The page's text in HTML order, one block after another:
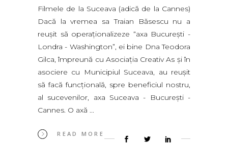
Filmele de la Suceava (adică de la Cannes)
Dacă la vremea sa Traian Băsescu nu a
reușit să operaționalizeze “axa București -
Londra - Washington”, ei bine Dna Teodora
Gilca, împreună cu Asociația Creativ As și în
asociere cu Municipiul Suceava, au reușit
să facă funcțională, spre beneficiul nostru,
al sucevenilor, axa Suceava - București -
Cannes. O axă
READ MORE